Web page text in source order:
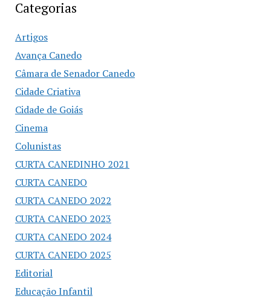
Categorias
Artigos
Avança Canedo
Câmara de Senador Canedo
Cidade Criativa
Cidade de Goiás
Cinema
Colunistas
CURTA CANEDINHO 2021
CURTA CANEDO
CURTA CANEDO 2022
CURTA CANEDO 2023
CURTA CANEDO 2024
CURTA CANEDO 2025
Editorial
Educação Infantil